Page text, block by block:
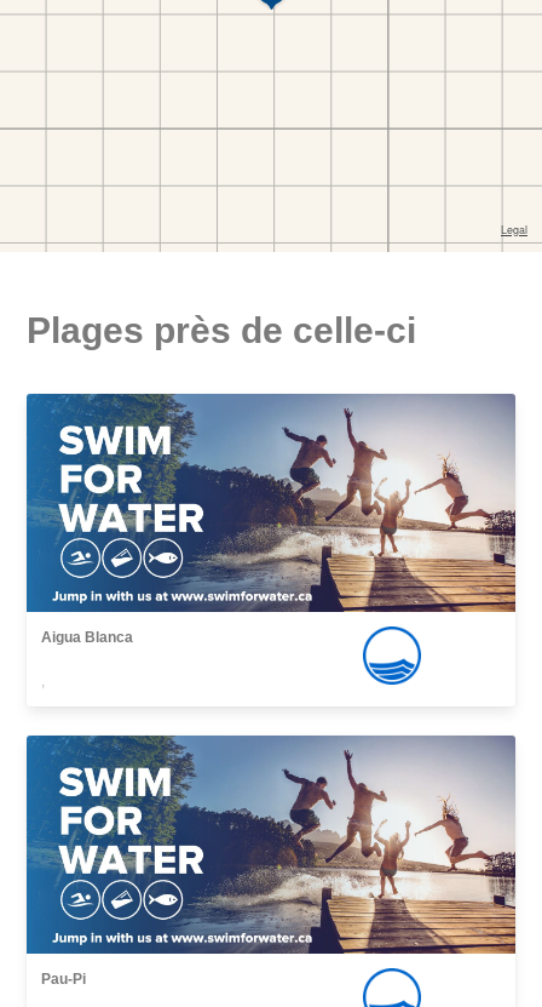
Plages près de celle-ci
Aigua Blanca
,
Pau-Pi